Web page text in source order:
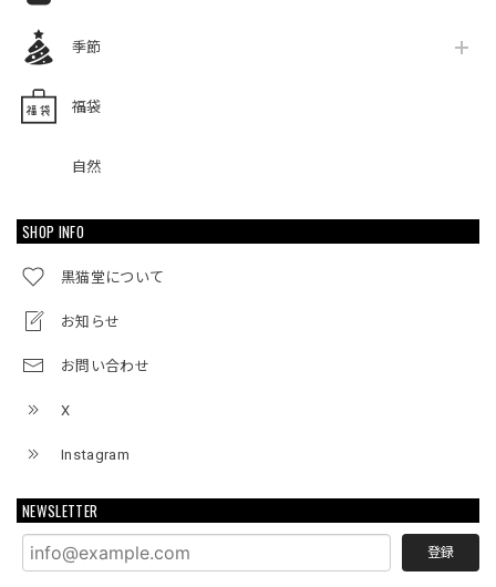
季節
福袋
自然
SHOP INFO
黒猫堂について
お知らせ
お問い合わせ
X
Instagram
NEWSLETTER
登録